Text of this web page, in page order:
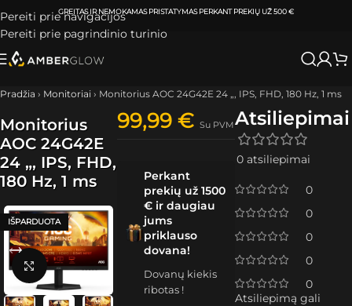
Pereiti prie navigacijos
Pereiti prie pagrindinio turinio
ATSIIMKITE UŽSAKYMĄKLAIPĖDOJE IR VILNIUJEPER0-3 DARBO DIENAS.
Pradžia › Monitoriai › Monitorius AOC 24G42E 24 „, IPS, FHD, 180 Hz, 1 ms
Monitorius
AOC 24G42E
24 „, IPS, FHD,
180 Hz, 1 ms
IŠPARDUOTA
Spustelėkite, kad padidintumėte
99,99€ Su PVM
Perkant
prekių už 1500
€ ir daugiau
jums
priklauso
dovana!
Dovanų kiekis
ribotas !
Atsiliepimai
0 atsiliepimai
0
0
0
0
0
Atsiliepimą gali